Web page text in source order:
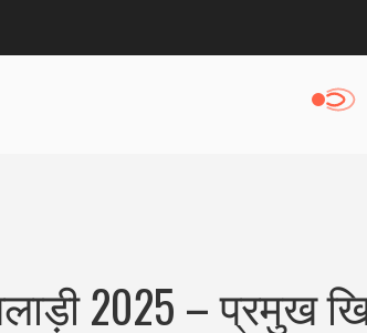
2025 – प्रमुख